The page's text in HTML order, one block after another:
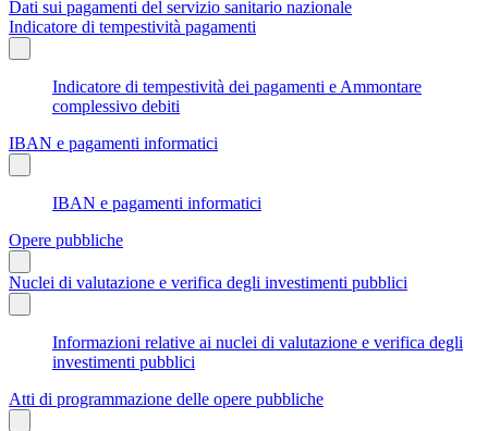
Dati sui pagamenti del servizio sanitario nazionale
Indicatore di tempestività pagamenti
Indicatore di tempestività dei pagamenti e Ammontare
complessivo debiti
IBAN e pagamenti informatici
IBAN e pagamenti informatici
Opere pubbliche
Nuclei di valutazione e verifica degli investimenti pubblici
Informazioni relative ai nuclei di valutazione e verifica degli
investimenti pubblici
Atti di programmazione delle opere pubbliche